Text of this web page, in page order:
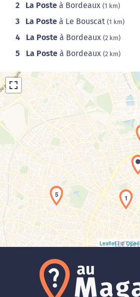
2 La Poste à Bordeaux (1 km)
3 La Poste à Le Bouscat (1 km)
4 La Poste à Bordeaux (2 km)
5 La Poste à Bordeaux (2 km)
Chargement de la carte
1
5
Leaflet| ©